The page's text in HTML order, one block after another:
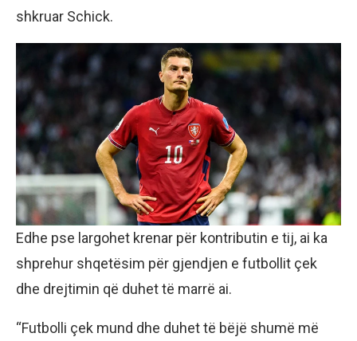
shkruar Schick.
Edhe pse largohet krenar për kontributin e tij, ai ka
shprehur shqetësim për gjendjen e futbollit çek
dhe drejtimin që duhet të marrë ai.
“Futbolli çek mund dhe duhet të bëjë shumë më